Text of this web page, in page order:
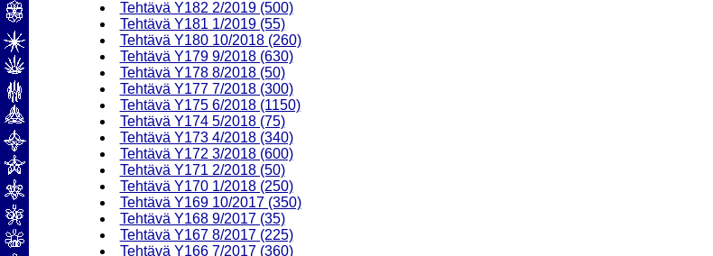
Tehtävä Y182 2/2019 (500)
Tehtävä Y181 1/2019 (55)
Tehtävä Y180 10/2018 (260)
Tehtävä Y179 9/2018 (630)
Tehtävä Y178 8/2018 (50)
Tehtävä Y177 7/2018 (300)
Tehtävä Y175 6/2018 (1150)
Tehtävä Y174 5/2018 (75)
Tehtävä Y173 4/2018 (340)
Tehtävä Y172 3/2018 (600)
Tehtävä Y171 2/2018 (50)
Tehtävä Y170 1/2018 (250)
Tehtävä Y169 10/2017 (350)
Tehtävä Y168 9/2017 (35)
Tehtävä Y167 8/2017 (225)
Tehtävä Y166 7/2017 (360)